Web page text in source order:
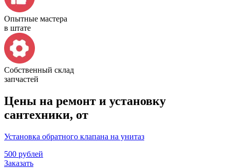
Опытные мастера
в штате
Собственный склад
запчастей
Цены на ремонт и установку
сантехники, от
Установка обратного клапана на унитаз
500 рублей
Заказать